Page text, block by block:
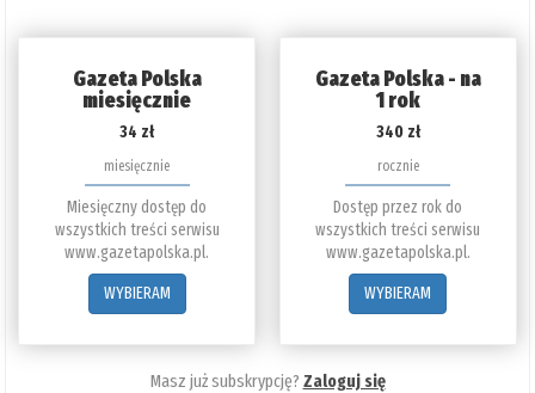
Gazeta Polska
miesięcznie
34 zł
miesięcznie
Miesięczny dostęp do
wszystkich treści serwisu
www.gazetapolska.pl.
WYBIERAM
Gazeta Polska - na
1 rok
340 zł
rocznie
Dostęp przez rok do
wszystkich treści serwisu
www.gazetapolska.pl.
WYBIERAM
Masz już subskrypcję? Zaloguj się